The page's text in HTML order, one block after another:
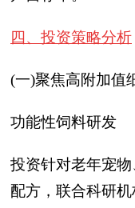
四、投资策略分析
(一)聚焦高附加值
功能性饲料研发
投资针对老年宠
配方，联合科研